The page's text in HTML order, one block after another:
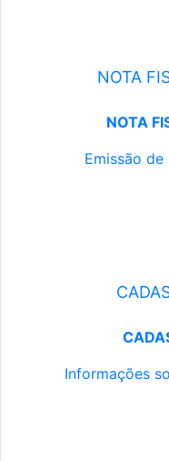
NOTA
NOTA
Emissão
Informações